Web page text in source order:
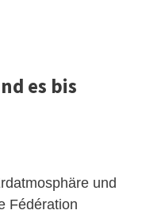
es bis
und
Fédération